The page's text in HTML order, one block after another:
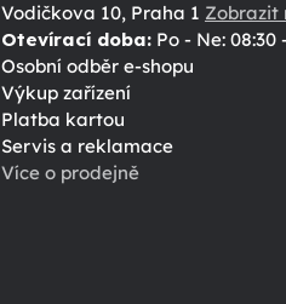
Vodičkova 10, Praha 1 Zobrazit
Otevírací doba:Po - Ne: 08:30
Osobní odběr e-shopu
Výkup zařízení
Platba kartou
Servis a reklamace
Více o prodejně